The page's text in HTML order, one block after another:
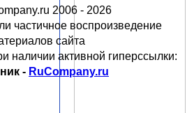
2006 - 2026
частичное воспроизведение
сайта
наличии активной гиперссылки:
- RuCompany.ru